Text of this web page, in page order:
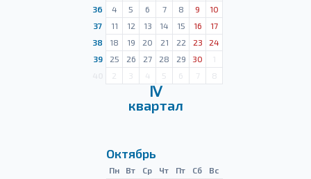
36
4 5 6 7 8 9
10
37
11 12 13 14 15 16
17
38
18 19 20 21 22 23
24
39
25 26 27 28 29 30
1
2 3 4 5 6 7 8
Ⅳ
квартал
Октябрь
Пн Вт Ср Чт Пт Сб
Вс